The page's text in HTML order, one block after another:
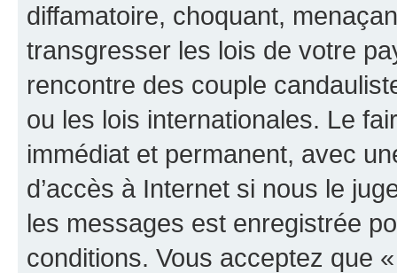
diffamatoire, choquant,
transgresser les lois de votre
rencontre des couple
ou les lois internationales. Le
immédiat et permanent, avec
d’accès à Internet si nous le
les messages est enregistrée
conditions. Vous acceptez que